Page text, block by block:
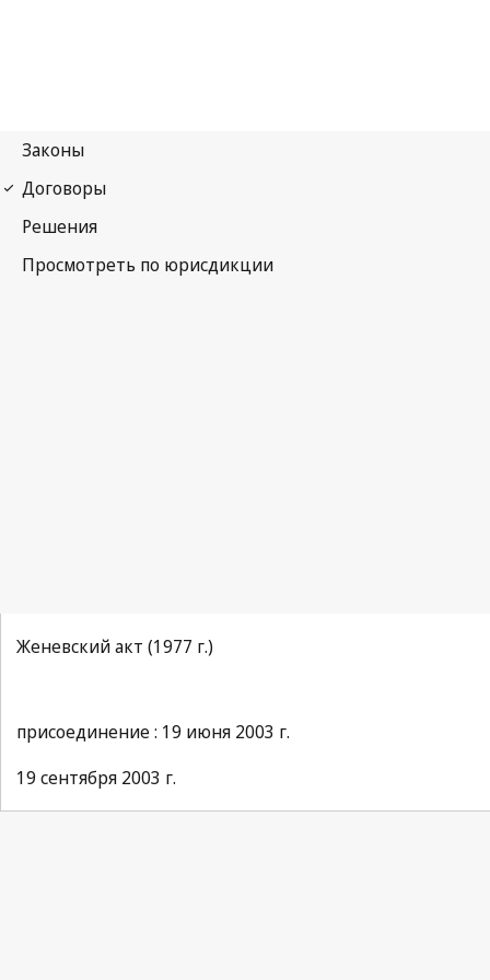
Женевский акт (1977 г.)
присоединение : 19 июня 2003 г.
19 сентября 2003 г.